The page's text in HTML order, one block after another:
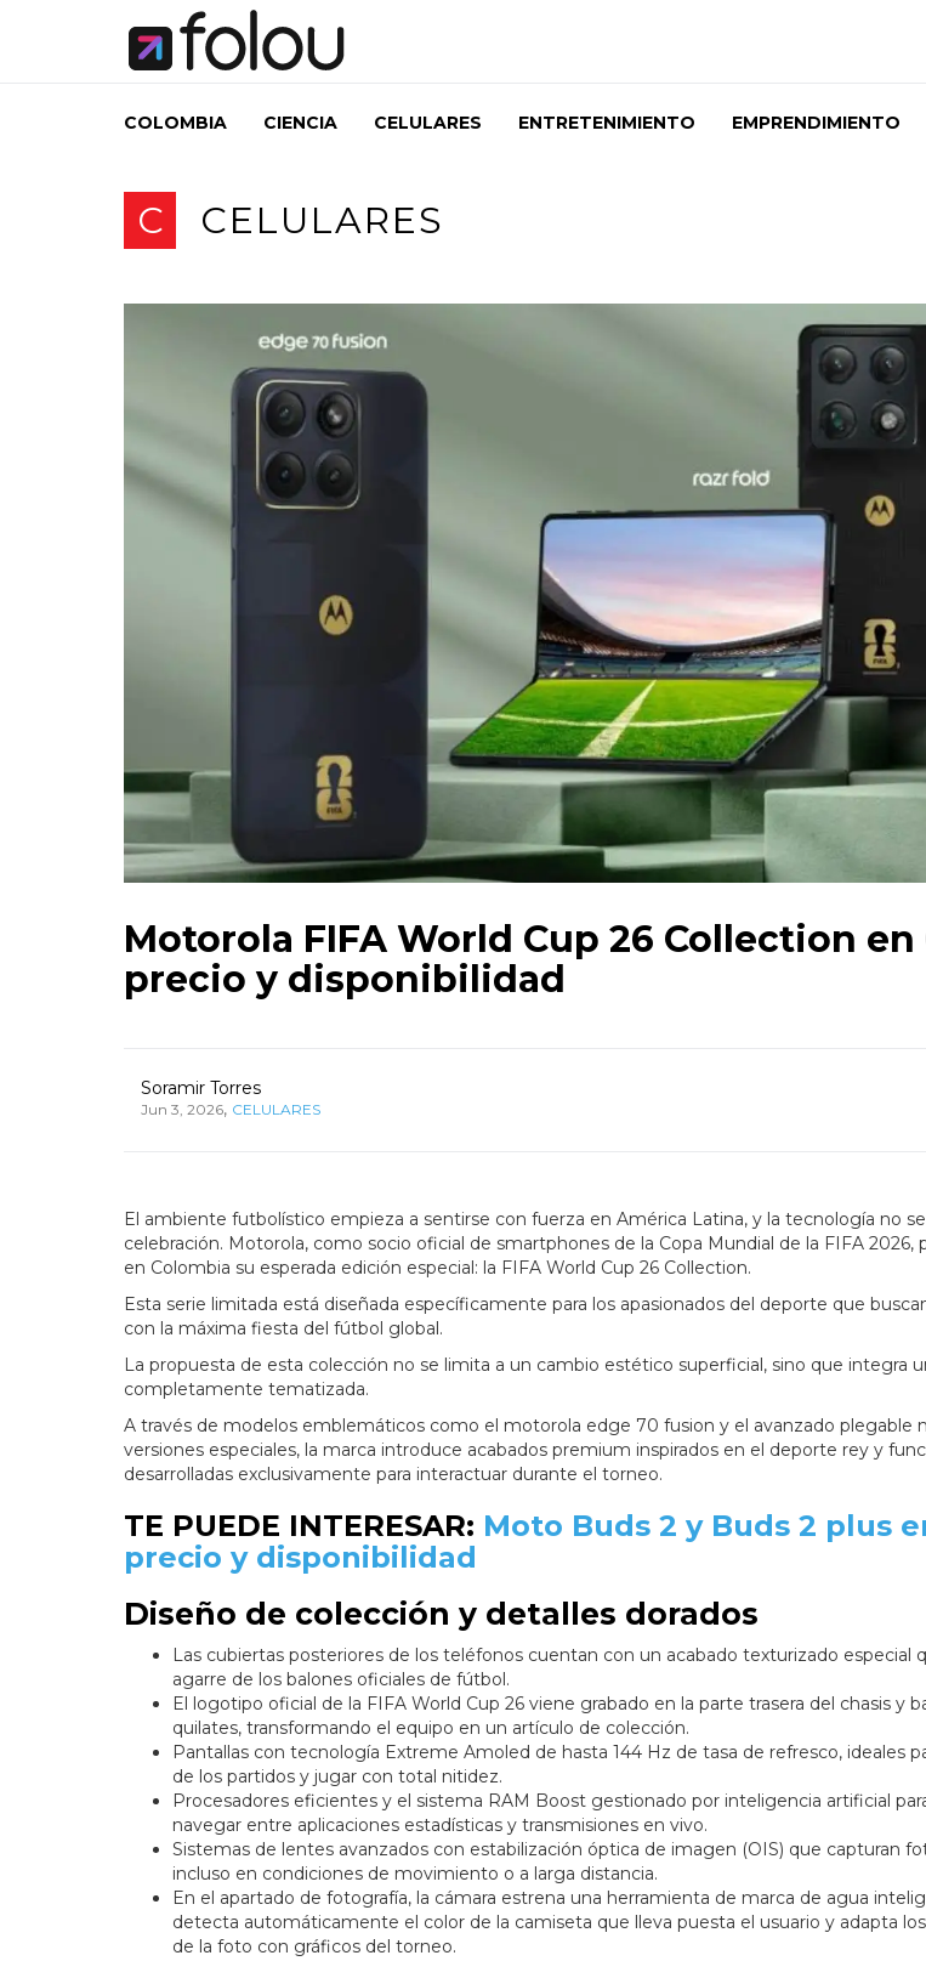
COLOMBIA CIENCIA CELULARES ENTRETENIMIENTO EMPRENDIMIENTO
C CELULARES
Motorola FIFA World Cup 26 Collection
precio y disponibilidad
Soramir Torres
Jun 3, 2026, CELULARES
El ambiente futbolístico empieza a sentirse con fuerza en América Latina, y la tecnología no
celebración. Motorola, como socio oficial de smartphones de la Copa Mundial de la FIFA
en Colombia su esperada edición especial: la FIFA World Cup 26 Collection.
Esta serie limitada está diseñada específicamente para los apasionados del deporte que
con la máxima fiesta del fútbol global.
La propuesta de esta colección no se limita a un cambio estético superficial, sino que integra
completamente tematizada.
A través de modelos emblemáticos como el motorola edge 70 fusion y el avanzado plegable
versiones especiales, la marca introduce acabados premium inspirados en el deporte rey y
desarrolladas exclusivamente para interactuar durante el torneo.
TE PUEDE INTERESAR: Moto Buds 2 y Buds 2 plus
precio y disponibilidad
Diseño de colección y detalles dorados
Las cubiertas posteriores de los teléfonos cuentan con un acabado texturizado especial
agarre de los balones oficiales de fútbol.
El logotipo oficial de la FIFA World Cup 26 viene grabado en la parte trasera del chasis y
quilates, transformando el equipo en un artículo de colección.
Pantallas con tecnología Extreme Amoled de hasta 144 Hz de tasa de refresco, ideales
de los partidos y jugar con total nitidez.
Procesadores eficientes y el sistema RAM Boost gestionado por inteligencia artificial
navegar entre aplicaciones estadísticas y transmisiones en vivo.
Sistemas de lentes avanzados con estabilización óptica de imagen (OIS) que capturan
incluso en condiciones de movimiento o a larga distancia.
En el apartado de fotografía, la cámara estrena una herramienta de marca de agua
detecta automáticamente el color de la camiseta que lleva puesta el usuario y adapta
de la foto con gráficos del torneo.